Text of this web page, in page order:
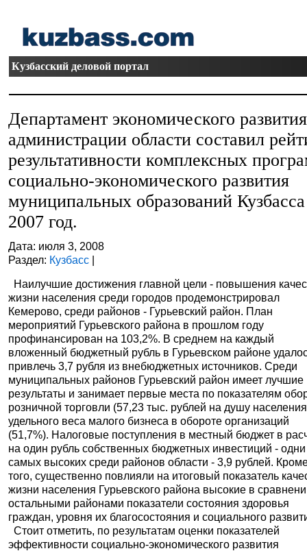
Кузбасский деловой портал
Департамент экономического развития
администрации области составил
результативности комплексных
социально-экономического развития
муниципальных образований Кузбасса
2007 год.
Дата: июля 3, 2008
Раздел: Кузбасс |
Наилучшие достижения главной цели - повышения
жизни населения среди городов продемонстрировал
Кемерово, среди районов - Гурьевский район. План
мероприятий Гурьевского района в прошлом году
профинансирован на 103,2%. В среднем на каждый
вложенный бюджетный рубль в Гурьевском районе
привлечь 3,7 рубля из внебюджетных источников. Среди
муниципальных районов Гурьевский район имеет лучшие
результаты и занимает первые места по показателям
розничной торговли (57,23 тыс. рублей на душу
удельного веса малого бизнеса в обороте организаций
(51,7%). Налоговые поступления в местный бюджет в
на один рубль собственных бюджетных инвестиций - одни
самых высоких среди районов области - 3,9 рублей.
того, существенно повлияли на итоговый показатель
жизни населения Гурьевского района высокие в
остальными районами показатели состояния здоровья
граждан, уровня их благосостояния и социального
Стоит отметить, по результатам оценки показателей
эффективности социально-экономического развития